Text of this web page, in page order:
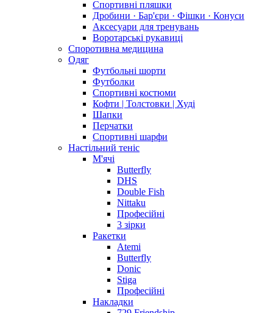
Спортивні пляшки
Дробини · Бар'єри · Фішки · Конуси
Аксесуари для тренувань
Воротарські рукавиці
Споротивна медицина
Одяг
Футбольні шорти
Футболки
Спортивні костюми
Кофти | Толстовки | Худі
Шапки
Перчатки
Спортивні шарфи
Настільний теніс
М'ячі
Butterfly
DHS
Double Fish
Nittaku
Професійні
3 зірки
Ракетки
Atemi
Butterfly
Donic
Stiga
Професійні
Накладки